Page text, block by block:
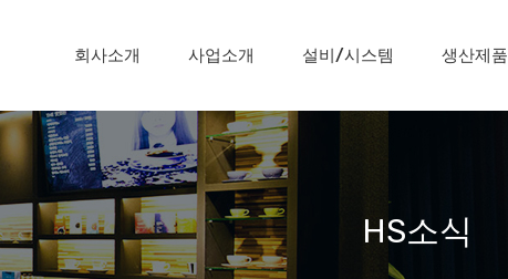
회사소개 사업소개 설비/시스템 생산제품
HS소식